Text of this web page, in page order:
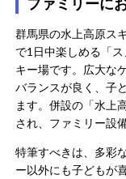
群馬県の水上高原ス
で1日中楽しめる「
キー場です​。広大な
バランスが良く、子
ます​。併設の「水上
され、ファミリー設
特筆すべきは、多彩
ー以外にも子どもが